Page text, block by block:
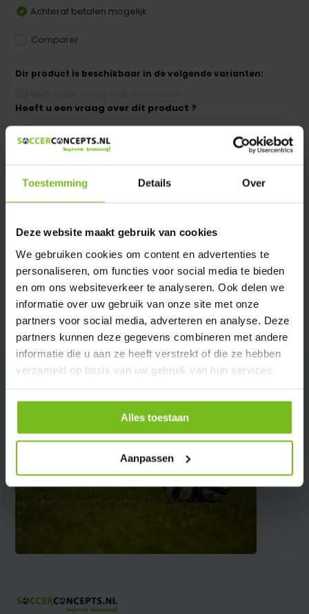
Toestemming Details Over
Deze website maakt gebruik van cookies
We gebruiken cookies om content en advertenties te
personaliseren, om functies voor social media te bieden
en om ons websiteverkeer te analyseren. Ook delen we
informatie over uw gebruik van onze site met onze
partners voor social media, adverteren en analyse. Deze
partners kunnen deze gegevens combineren met andere
informatie die u aan ze heeft verstrekt of die ze hebben
verzameld op basis van uw gebruik van hun services.
Alles toestaan
Aanpassen
Achteraf betalen mogelijk
Comparer
Dir product is beschikbaar in de volgende varianten:
Heeft u een vraag over dit product ?
We helpen u graag met meer informatie
Verstuur email
Spécifications
Partager